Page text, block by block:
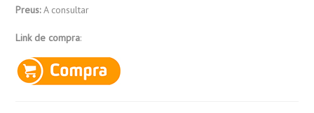
Preus:A consultar
Link de compra: